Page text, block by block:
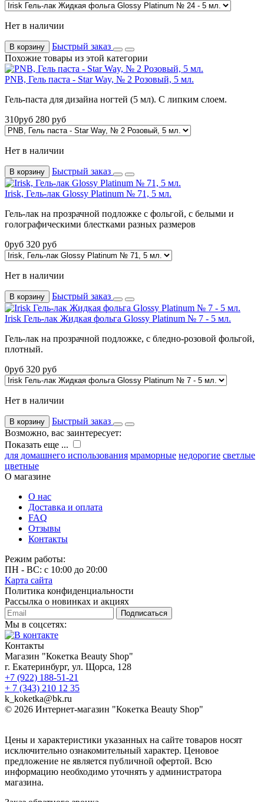
Нет в наличии
В корзину
Быстрый заказ
Похожие товары из этой категории
PNB, Гель паста - Star Way, № 2 Розовый, 5 мл.
Гель-паста для дизайна ногтей (5 мл). С липким слоем.
310руб 280 руб
Нет в наличии
В корзину Быстрый заказ
Irisk, Гель-лак Glossy Platinum № 71, 5 мл.
Гель-лак на прозрачной подложке с фольгой, с белыми и
голографическими блестками разных размеров
0руб 320 руб
Нет в наличии
В корзину Быстрый заказ
Irisk Гель-лак Жидкая фольга Glossy Platinum № 7 - 5 мл.
Гель-лак на прозрачной подложке, с бледно-розовой фольгой,
плотный.
0руб 320 руб
Нет в наличии
В корзину
Быстрый заказ
Возможно, вас заинтересует:
Показать еще ...
для домашнего использования мраморные недорогие светлые
цветные
О магазине
О нас
Доставка и оплата
FAQ
Отзывы
Контакты
Режим работы:
ПН - ВС: с 10:00 до 20:00
Карта сайта
Политика конфиденциальности
Рассылка о новинках и акциях
Подписаться
Мы в соцсетях:
Контакты
Магазин "Кокетка Beauty Shop"
г. Екатеринбург, ул. Щорса, 128
+7 (922) 188-51-21
+ 7 (343) 210 12 35
k_koketka@bk.ru
© 2026 Интернет-магазин "Кокетка Beauty Shop"
Цены и характеристики указанных на сайте товаров носят
исключительно ознакомительный характер. Ценовое
предложение не является публичной офертой. Всю
информацию необходимо уточнять у администратора
магазина.